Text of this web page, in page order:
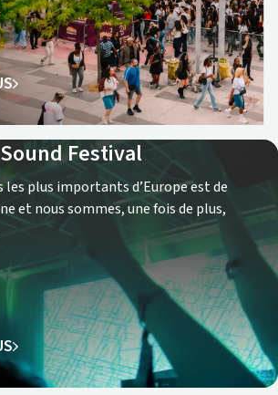
Festival
les plus importants d’Europe est de
et nous sommes, une fois de plus,